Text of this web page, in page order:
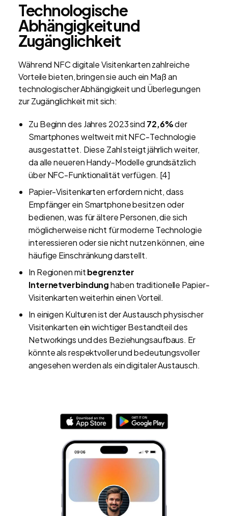
Technologische
Abhängigkeit und
Zugänglichkeit
Während NFC digitale Visitenkarten zahlreiche
Vorteile bieten, bringen sie auch ein Maß an
technologischer Abhängigkeit und Überlegungen
zur Zugänglichkeit mit sich:
Zu Beginn des Jahres 2023 sind 72,6%der
Smartphones weltweit mit NFC-Technologie
ausgestattet. Diese Zahl steigt jährlich weiter,
da alle neueren Handy-Modelle grundsätzlich
über NFC-Funktionalität verfügen. [4]
Papier-Visitenkarten erfordern nicht, dass
Empfänger ein Smartphone besitzen oder
bedienen, was für ältere Personen, die sich
möglicherweise nicht für moderne Technologie
interessieren oder sie nicht nutzen können, eine
häufige Einschränkung darstellt.
In Regionen mitbegrenzter
Internetverbindunghaben traditionelle Papier-
Visitenkarten weiterhin einen Vorteil.
In einigen Kulturen ist der Austausch physischer
Visitenkarten ein wichtiger Bestandteil des
Networkings und des Beziehungsaufbaus. Er
könnte als respektvoller und bedeutungsvoller
angesehen werden als ein digitaler Austausch.